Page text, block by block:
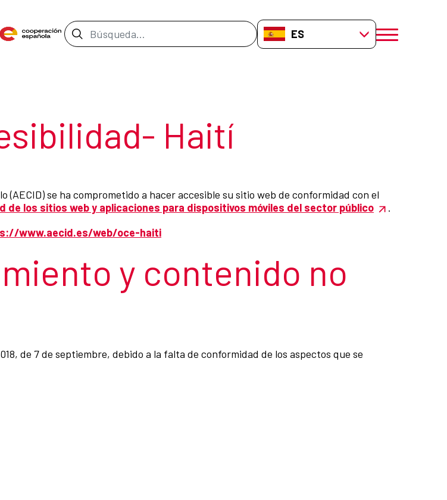
Barra de búsqueda ES-ES
menú móvil
Haití
(AECID) se ha comprometido a hacer accesible su sitio web de conformidad con el
de los sitios web y aplicaciones para dispositivos móviles del sector público
.
www.aecid.es/web/oce-haiti
y contenido no
de 7 de septiembre, debido a la falta de conformidad de los aspectos que se